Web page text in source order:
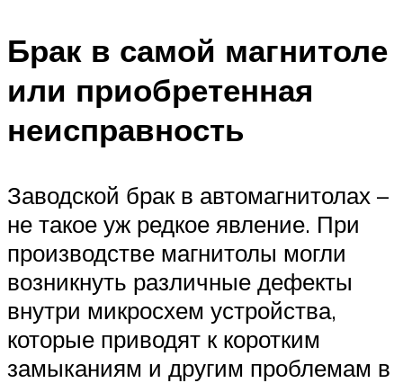
Брак в самой магнитоле
или приобретенная
неисправность
Заводской брак в автомагнитолах –
не такое уж редкое явление. При
производстве магнитолы могли
возникнуть различные дефекты
внутри микросхем устройства,
которые приводят к коротким
замыканиям и другим проблемам в